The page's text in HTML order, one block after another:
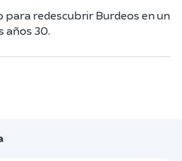
redescubrir Burdeos en un
años 30.